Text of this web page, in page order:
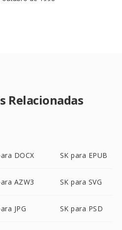
Relacionadas
DOCX SK para EPUB
AZW3 SK para SVG
JPG SK para PSD